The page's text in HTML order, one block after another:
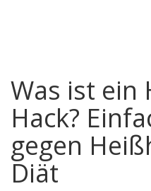
Was ist ein
Hack?
gegen
Diät